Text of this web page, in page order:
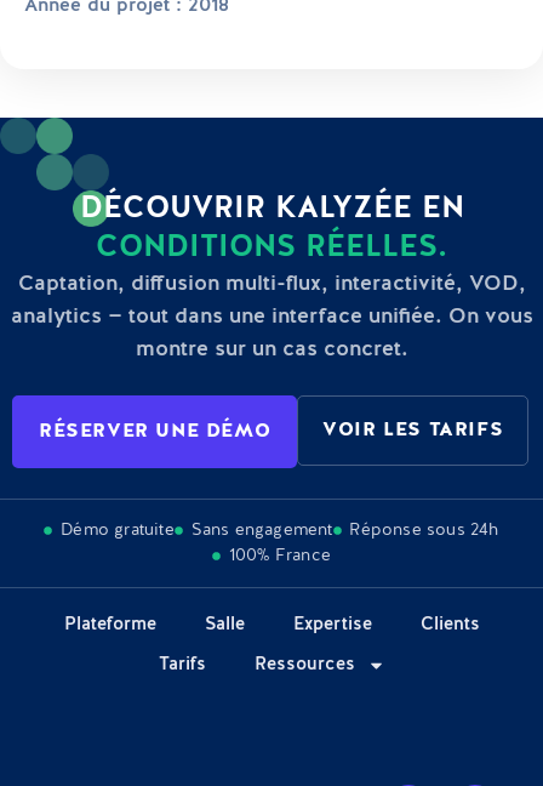
Année du projet : 2018
DÉCOUVRIR KALYZÉE EN
CONDITIONS RÉELLES.
Captation, diffusion multi-flux, interactivité, VOD,
analytics — tout dans une interface unifiée. On vous
montre sur un cas concret.
RÉSERVER UNE DÉMO VOIR LES TARIFS
Démo gratuite Sans engagement
Réponse sous 24h
100% France
Plateforme Salle Expertise Clients
Tarifs Ressources